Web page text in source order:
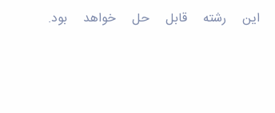
این رشته قابل حل خواهد بود.